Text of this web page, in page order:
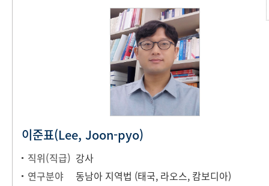
이준표(Lee, Joon-pyo)
직위(직급) 강사
연구분야
동남아 지역법 (태국, 라오스, 캄보디아)